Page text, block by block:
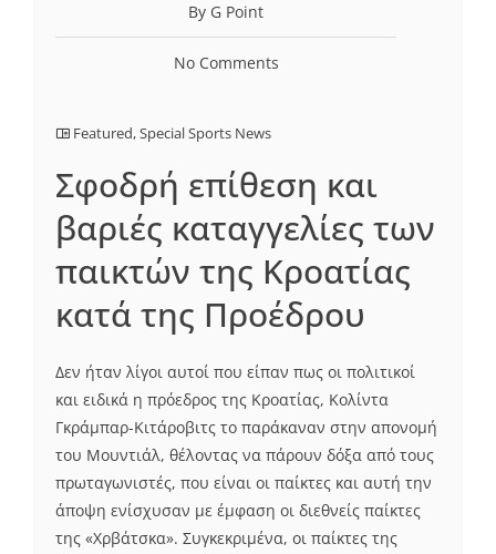
By G Point
No Comments
Featured,Special Sports News
Σφοδρή επίθεση και
βαριές καταγγελίες των
παικτών της Κροατίας
κατά της Προέδρου
Δεν ήταν λίγοι αυτοί που είπαν πως οι πολιτικοί
και ειδικά η πρόεδρος της Κροατίας, Κολίντα
Γκράμπαρ-Κιτάροβιτς το παράκαναν στην απονομή
του Μουντιάλ, θέλοντας να πάρουν δόξα από τους
πρωταγωνιστές, που είναι οι παίκτες και αυτή την
άποψη ενίσχυσαν με έμφαση οι διεθνείς παίκτες
της «Χρβάτσκα». Συγκεκριμένα, οι παίκτες της